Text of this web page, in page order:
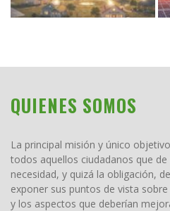
QUIENES SOMOS
La principal misión y único
todos aquellos ciudadanos que
necesidad, y quizá la obligación,
exponer sus puntos de vista
y los aspectos que deberían